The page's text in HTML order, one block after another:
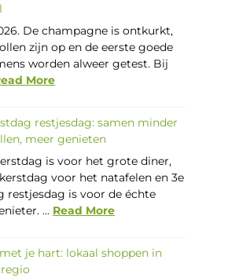
De champagne is ontkurkt,
zijn op en de eerste goede
worden alweer getest. Bij
More
restjesdag: samen minder
meer genieten
is voor het grote diner,
voor het natafelen en 3e
restjesdag is voor de échte
... Read More
je hart: lokaal shoppen in